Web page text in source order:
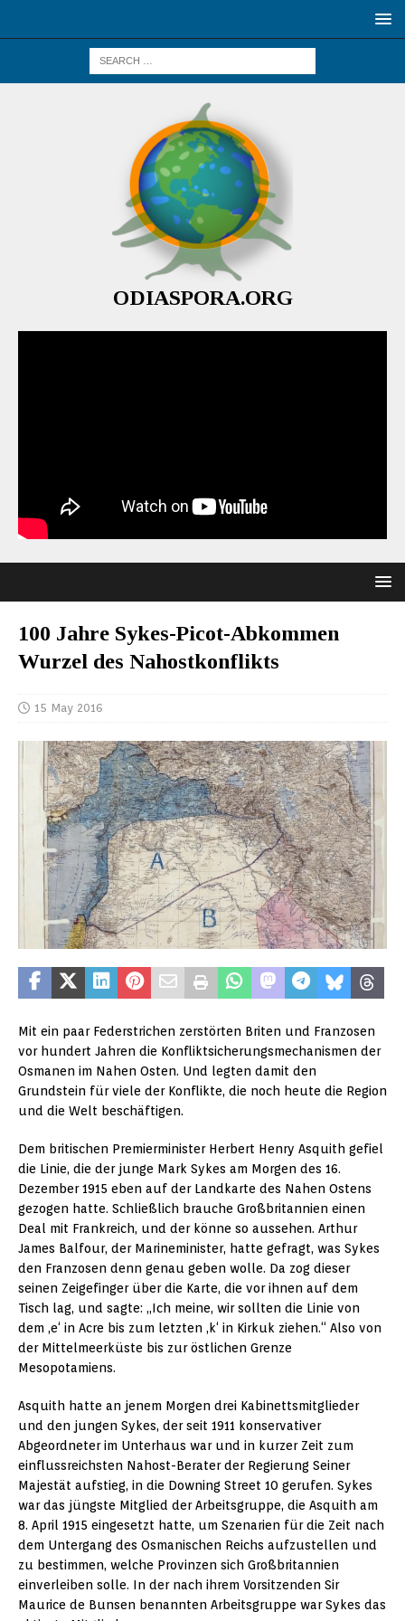
ODIASPORA.ORG
100 Jahre Sykes-Picot-Abkommen
Wurzel des Nahostkonflikts
15 May 2016
Mit ein paar Federstrichen zerstörten Briten und Franzosen
vor hundert Jahren die Konfliktsicherungsmechanismen der
Osmanen im Nahen Osten. Und legten damit den
Grundstein für viele der Konflikte, die noch heute die Region
und die Welt beschäftigen.
Dem britischen Premierminister Herbert Henry Asquith gefiel
die Linie, die der junge Mark Sykes am Morgen des 16.
Dezember 1915 eben auf der Landkarte des Nahen Ostens
gezogen hatte. Schließlich brauche Großbritannien einen
Deal mit Frankreich, und der könne so aussehen. Arthur
James Balfour, der Marineminister, hatte gefragt, was Sykes
den Franzosen denn genau geben wolle. Da zog dieser
seinen Zeigefinger über die Karte, die vor ihnen auf dem
Tisch lag, und sagte: „Ich meine, wir sollten die Linie von
dem ,e‘ in Acre bis zum letzten ,k‘ in Kirkuk ziehen.“ Also von
der Mittelmeerküste bis zur östlichen Grenze
Mesopotamiens.
Asquith hatte an jenem Morgen drei Kabinettsmitglieder
und den jungen Sykes, der seit 1911 konservativer
Abgeordneter im Unterhaus war und in kurzer Zeit zum
einflussreichsten Nahost-Berater der Regierung Seiner
Majestät aufstieg, in die Downing Street 10 gerufen. Sykes
war das jüngste Mitglied der Arbeitsgruppe, die Asquith am
8. April 1915 eingesetzt hatte, um Szenarien für die Zeit nach
dem Untergang des Osmanischen Reichs aufzustellen und
zu bestimmen, welche Provinzen sich Großbritannien
einverleiben solle. In der nach ihrem Vorsitzenden Sir
Maurice de Bunsen benannten Arbeitsgruppe war Sykes das